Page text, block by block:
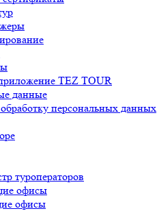
TEZ TOUR
данные
персональных данных
туроператоров
офисы
офисы